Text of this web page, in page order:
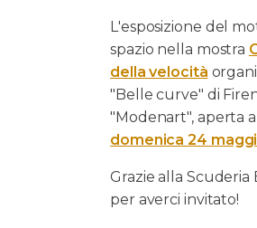
L'esposizione del
spazio nella mostra
della velocità
"Belle curve" di
"Modenart", aperta
domenica 24
Grazie alla Scuderia
per averci invitato!